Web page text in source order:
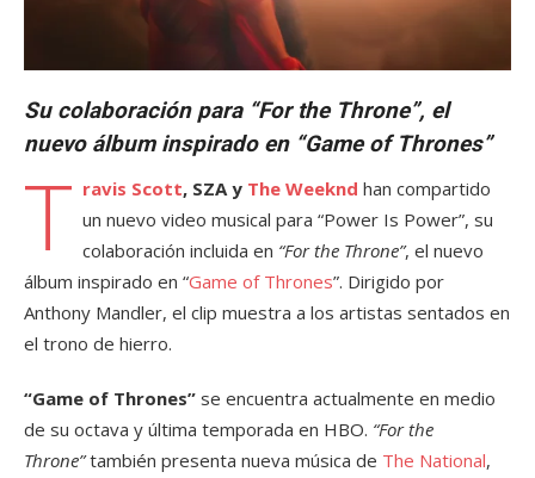
Su colaboración para “For the Throne”, el
nuevo álbum inspirado en “Game of Thrones”
T ravis Scott, SZA y The Weeknd han compartido
un nuevo video musical para “Power Is Power”, su
colaboración incluida en “For the Throne”, el nuevo
álbum inspirado en “Game of Thrones”. Dirigido por
Anthony Mandler, el clip muestra a los artistas sentados en
el trono de hierro.
“Game of Thrones” se encuentra actualmente en medio
de su octava y última temporada en HBO. “For the
Throne”también presenta nueva música de The National,